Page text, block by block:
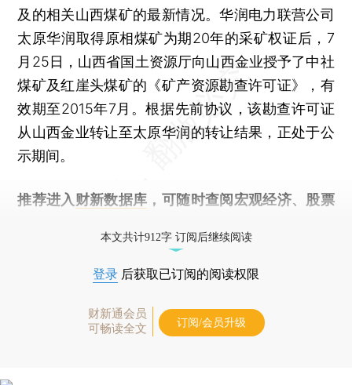
及的相关山西煤矿的最新情况。华润电力联营公司
太原华润取得原相煤矿为期20年的采矿权证后，7
月25日，山西省国土资源厅向山西金业授予了中社
煤矿及红崖头煤矿的《矿产资源勘查许可证》，有
效期至2015年7月。根据先前协议，该勘查许可证
从山西金业转让至太原华润的转让结果，正处于公
示期间。
推荐进入 财新数据库 ，可随时查阅宏观经济、股票
本文共计912字 订阅后继续阅读
登录 后获取已订阅的阅读权限
财新通会员
可畅读全文
订阅/会员升级